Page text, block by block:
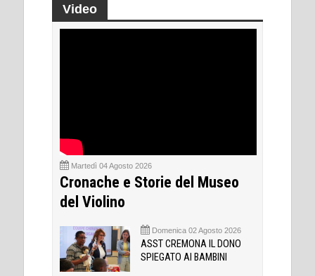
Video
Martedì 04 Agosto 2026
Cronache e Storie del Museo
del Violino
Domenica 02 Agosto 2026
ASST CREMONA IL DONO
SPIEGATO AI BAMBINI